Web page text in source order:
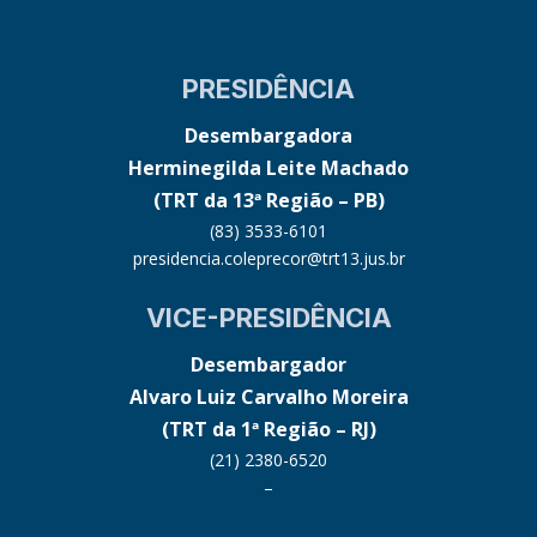
PRESIDÊNCIA
Desembargadora
Herminegilda Leite Machado
(TRT da 13ª Região – PB)
(83) 3533-6101
presidencia.coleprecor@trt13.jus.br
VICE-PRESIDÊNCIA
Desembargador
Alvaro Luiz Carvalho Moreira
(TRT da 1ª Região – RJ)
(21) 2380-6520
–